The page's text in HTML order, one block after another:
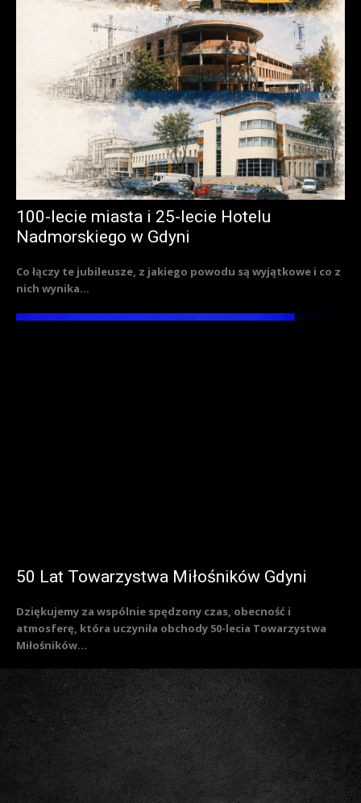
100-lecie miasta i 25-lecie Hotelu
Nadmorskiego w Gdyni
Co łączy te jubileusze, z jakiego powodu są wyjątkowe i co z
nich wynika...
50 Lat Towarzystwa Miłośników Gdyni
Dziękujemy za wspólnie spędzony czas, obecność i
atmosferę, która uczyniła obchody 50-lecia Towarzystwa
Miłośników...